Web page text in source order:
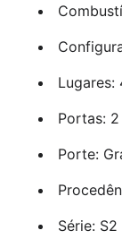
Lugares:
Portas: 2
Porte:
Série: S2